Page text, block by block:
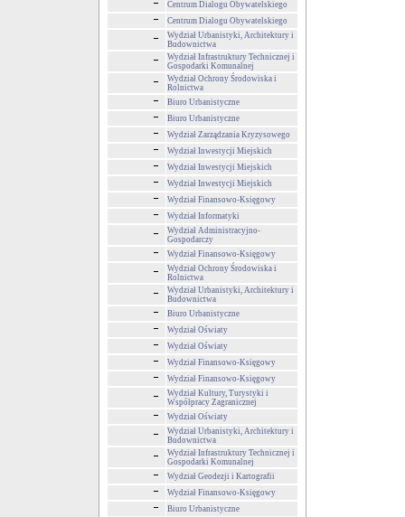
Centrum Dialogu Obywatelskiego
Centrum Dialogu Obywatelskiego
Wydział Urbanistyki, Architektury i
Budownictwa
Wydział Infrastruktury Technicznej i
Gospodarki Komunalnej
Wydział Ochrony Środowiska i
Rolnictwa
Biuro Urbanistyczne
Biuro Urbanistyczne
Wydział Zarządzania Kryzysowego
Wydział Inwestycji Miejskich
Wydział Inwestycji Miejskich
Wydział Inwestycji Miejskich
Wydział Finansowo-Księgowy
Wydział Informatyki
Wydział Administracyjno-
Gospodarczy
Wydział Finansowo-Księgowy
Wydział Ochrony Środowiska i
Rolnictwa
Wydział Urbanistyki, Architektury i
Budownictwa
Biuro Urbanistyczne
Wydział Oświaty
Wydział Oświaty
Wydział Finansowo-Księgowy
Wydział Finansowo-Księgowy
Wydział Kultury, Turystyki i
Współpracy Zagranicznej
Wydział Oświaty
Wydział Urbanistyki, Architektury i
Budownictwa
Wydział Infrastruktury Technicznej i
Gospodarki Komunalnej
Wydział Geodezji i Kartografii
Wydział Finansowo-Księgowy
Biuro Urbanistyczne